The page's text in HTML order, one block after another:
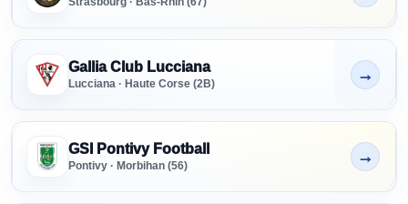
Gallia Club Lucciana
Lucciana · Haute Corse (2B)
Non indiqué
→
GSI Pontivy Football
Pontivy · Morbihan (56)
Non indiqué
→